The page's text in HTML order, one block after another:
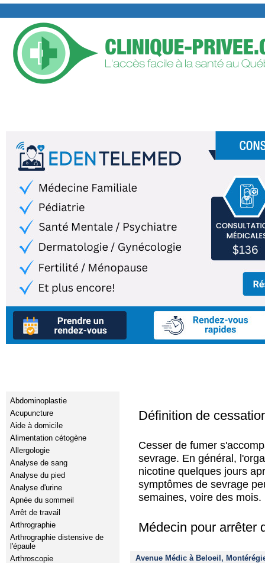
Abdominoplastie
Acupuncture
Aide à domicile
Alimentation cétogène
Allergologie
Analyse de sang
Analyse du pied
Analyse d'urine
Apnée du sommeil
Arrêt de travail
Arthrographie
Arthrographie distensive de
l'épaule
Arthroscopie
Définition de
Cesser de fumer
sevrage. En général,
nicotine quelques jours
symptômes de sevrage
semaines, voire des mois.
Médecin pour arrêter
Avenue Médic à Beloeil,